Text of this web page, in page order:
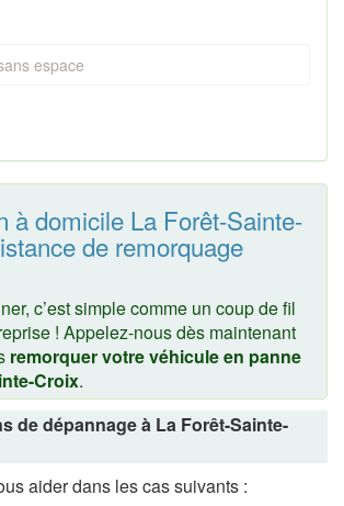
à domicile La Forêt-Sainte-
de remorquage
c’est simple comme un coup de fil
! Appelez-nous dès maintenant
remorquer votre véhicule en panne
Croix.
de dépannage à La Forêt-Sainte-
aider dans les cas suivants :